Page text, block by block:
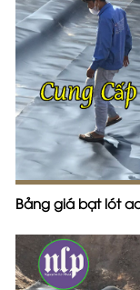
Bảng giá bạt lót